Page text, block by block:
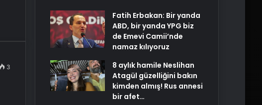
3
Fatih Erbakan: Bir yanda
ABD, bir yanda YPG biz
de Emevi Camii’nde
namaz kılıyoruz
8 aylık hamile Neslihan
Atagül güzelliğini bakın
kimden almış! Rus annesi
bir afet…